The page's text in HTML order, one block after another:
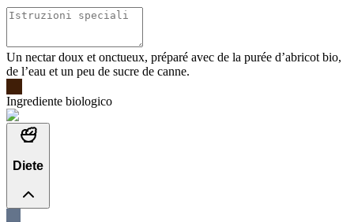
Un nectar doux et onctueux, préparé avec de la purée d’abricot bio,
de l’eau et un peu de sucre de canne.
Ingrediente biologico
Diete